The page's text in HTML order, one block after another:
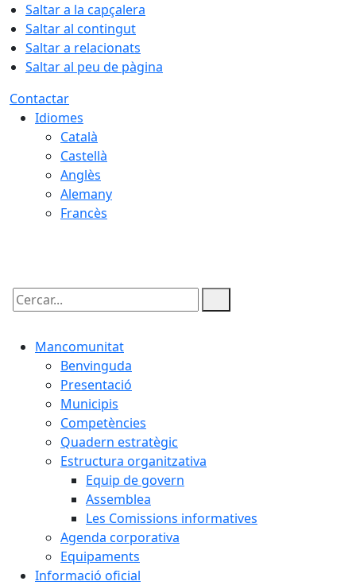
Saltar a la capçalera
Saltar al contingut
Saltar a relacionats
Saltar al peu de pàgina
Contactar
Idiomes
Català
Castellà
Anglès
Alemany
Francès
Cercar:
Mancomunitat
Benvinguda
Presentació
Municipis
Competències
Quadern estratègic
Estructura organitzativa
Equip de govern
Assemblea
Les Comissions informatives
Agenda corporativa
Equipaments
Informació oficial